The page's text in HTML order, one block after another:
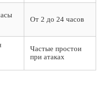
От 2 до 24 часов
Частые простои
при атаках